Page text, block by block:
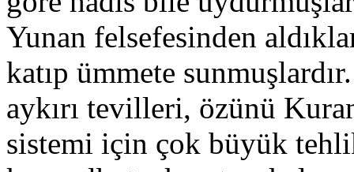
Yunan felsefesinden
katıp ümmete
aykırı tevilleri, özünü
sistemi için çok büyük